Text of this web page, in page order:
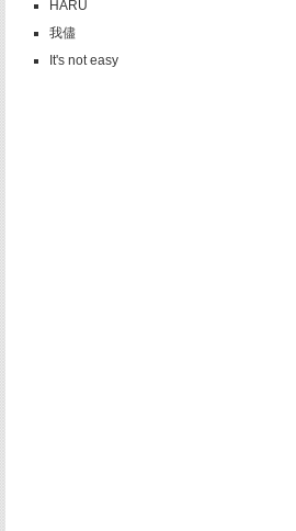
HARU
我儘
It's not easy